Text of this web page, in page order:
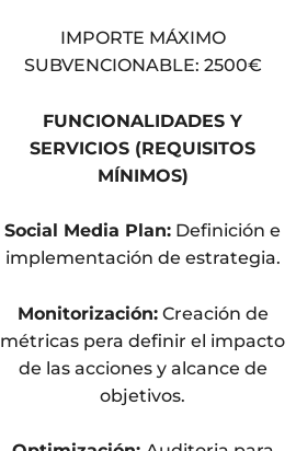
IMPORTE MÁXIMO
SUBVENCIONABLE: 2500€
FUNCIONALIDADES Y
SERVICIOS (REQUISITOS
MÍNIMOS)
Social Media Plan: Definición e
implementación de estrategia.
Monitorización:Creación de
métricas pera definir el impacto
de las acciones y alcance de
objetivos.